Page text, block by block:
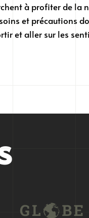
à profiter de la
et précautions
aller sur les